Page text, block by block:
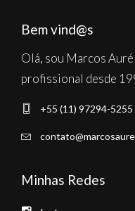
Bem vind@s
Olá, sou Marcos
profissional desde
+55 (11) 97294-5255
Minhas Redes